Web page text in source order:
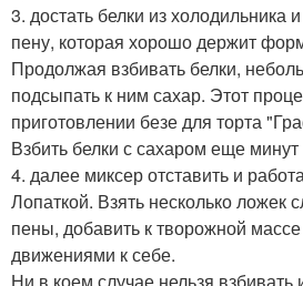
3. достать белки из холодильника
пену, которая хорошо держит
Продолжая взбивать белки,
подсыпать к ним сахар. Этот
приготовлении безе для торта
Взбить белки с сахаром еще минут
4. далее миксер отставить и
Лопаткой. Взять несколько ложек
пены, добавить к творожной
движениями к себе.